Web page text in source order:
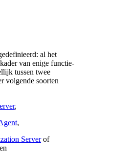
al het
van enige functie-
tussen twee
volgende soorten
,
,
Serverof